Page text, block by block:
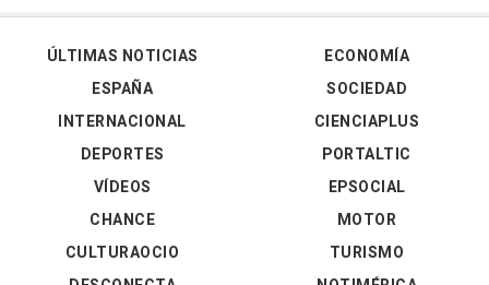
ÚLTIMAS NOTICIAS
ESPAÑA
INTERNACIONAL
DEPORTES
VÍDEOS
ECONOMÍA
SOCIEDAD
CIENCIAPLUS
PORTALTIC
EPSOCIAL
CHANCE
CULTURAOCIO
MOTOR
TURISMO